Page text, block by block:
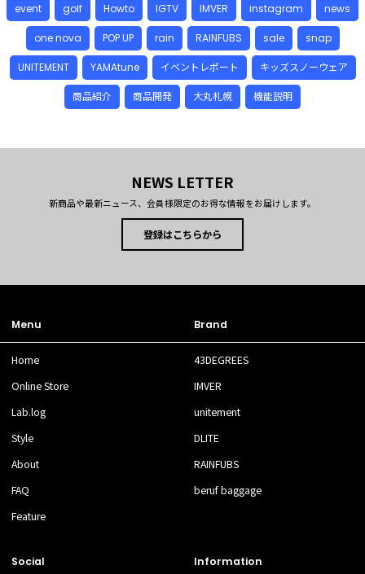
event golf Howto IGTV IMVER instagram news
one nova POP UP rain RAINFUBS sale snap
UNITEMENT YAMAtune イベントレポート キッズスノーウェア
商品紹介 商品開発 大丸札幌 機能説明
NEWS LETTER
新商品や最新ニュース、会員様限定のお得な情報をお届けします。
登録はこちらから
Menu
Home
Online Store
Lab.log
Style
About
FAQ
Feature
Brand
43DEGREES
IMVER
unitement
DLITE
RAINFUBS
beruf baggage
Social Information